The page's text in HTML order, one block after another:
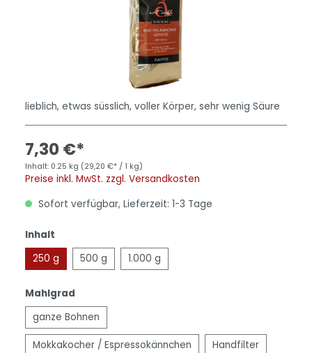
lieblich, etwas süsslich, voller Körper, sehr wenig Säure
7,30 €*
Inhalt: 0.25 kg (29,20 €* / 1 kg)
Preise inkl. MwSt. zzgl. Versandkosten
Sofort verfügbar, Lieferzeit: 1-3 Tage
Inhalt
250 g
500 g 1.000 g
Mahlgrad
ganze Bohnen
Mokkakocher / Espressokännchen Handfilter